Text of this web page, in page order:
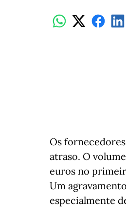
Os
atraso. O
euros no
Um
especialmente